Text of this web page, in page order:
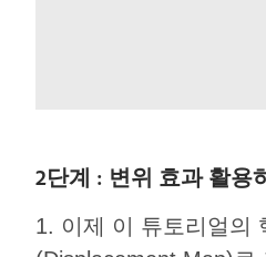
2단계 : 변위 효과 활용
1. 이제 이 튜토리얼의